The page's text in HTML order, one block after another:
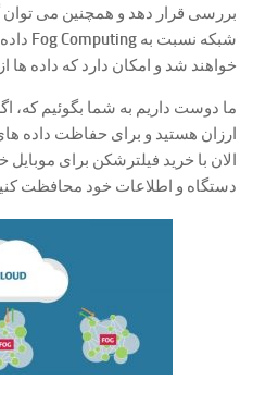
بررسی قرار دهد و همچنین می
شبکه نسبت به Fog Computing
خواهند شد و امکان دارد که داده ها
ارزان هستید و برای حفاظت داده
الان با خرید فیلترشکن برای موبایل
دستگاه و اطلاعات خود محافظت